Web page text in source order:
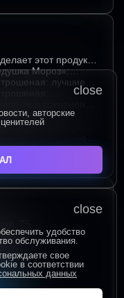
этот продукт
Мороз»:
красном цвете
лучшие
насыщенного вкуса
в кулинарии
в сохранении
50 гр.:
гурманов
— нежный сыр с
гр: гид по выбору
75
93
close
авторские
close
удобство
обслуживания.
свое
в соответствии
данных